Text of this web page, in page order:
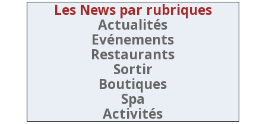
Les News par rubriques
Actualités
Evénements
Restaurants
Sortir
Boutiques
Spa
Activités